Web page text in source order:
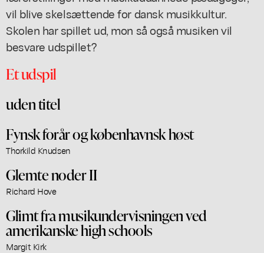
vil blive skelsættende for dansk musikkultur.
Skolen har spillet ud, mon så også musiken vil
besvare udspillet?
Et udspil
uden titel
Fynsk forår og københavnsk høst
Thorkild Knudsen
Glemte noder II
Richard Hove
Glimt fra musikundervisningen ved
amerikanske high schools
Margit Kirk